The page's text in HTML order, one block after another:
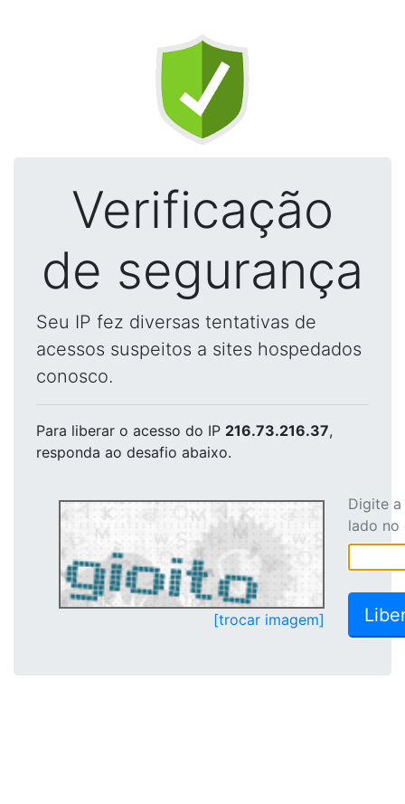
Verificação
de segurança
Seu IP fez diversas tentativas de
acessos suspeitos a sites hospedados
conosco.
Para liberar o acesso do IP 216.73.216.37,
responda ao desafio abaixo.
[trocar imagem]
Digite
lado no